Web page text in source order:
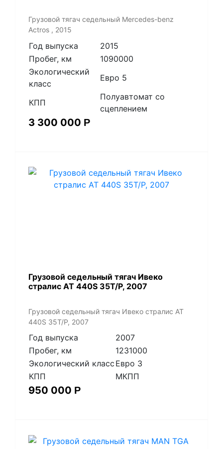
Грузовой тягач седельный Mercedes-benz
Actros , 2015
Год выпуска
2015
Пробег, км
1090000
Экологический
класс
Евро 5
КПП
Полуавтомат со
сцеплением
3 300 000 Р
Грузовой седельный тягач Ивеко
стралис АТ 440S 35T/P, 2007
Грузовой седельный тягач Ивеко стралис АТ
440S 35T/P, 2007
Год выпуска
2007
Пробег, км
1231000
Экологический класс Евро 3
КПП
МКПП
950 000 Р